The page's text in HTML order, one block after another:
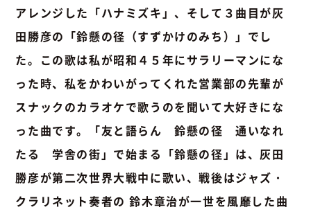
アレンジした「ハナミズキ」、そして３曲目が灰
田勝彦の「鈴懸の径（すずかけのみち）」でし
た。この歌は私が昭和４５年にサラリーマンにな
った時、私をかわいがってくれた営業部の先輩が
スナックのカラオケで歌うのを聞いて大好きにな
った曲です。「友と語らん 鈴懸の径 通いなれ
たる 学舎の街」で始まる「鈴懸の径」は、灰田
勝彦が第二次世界大戦中に歌い、戦後はジャズ・
クラリネット奏者の 鈴木章治が一世を風靡した曲